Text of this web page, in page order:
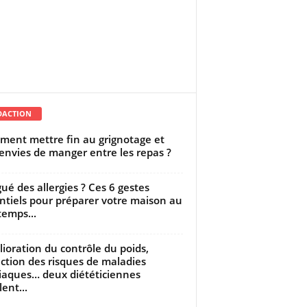
mettre fin au grignotage et
de manger entre les repas ?
des allergies ? Ces 6 gestes
pour préparer votre maison au
du contrôle du poids,
des risques de maladies
deux diététiciennes